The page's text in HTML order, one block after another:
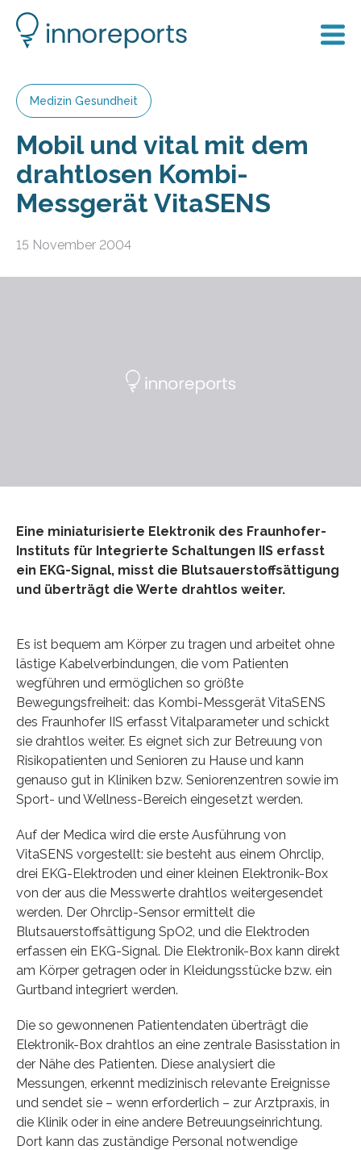
Medizin Gesundheit
Mobil und vital mit dem
drahtlosen Kombi-
Messgerät VitaSENS
15 November 2004
Eine miniaturisierte Elektronik des Fraunhofer-
Instituts für Integrierte Schaltungen IIS erfasst
ein EKG-Signal, misst die ­Blutsauerstoffsättigung
und überträgt die Werte drahtlos weiter.
Es ist bequem am Körper zu tragen und arbeitet ohne
lästige Kabelverbindungen, die vom Patienten
wegführen und ermöglichen so größte
Bewegungsfreiheit: das Kombi-Messgerät VitaSENS
des ­Fraunhofer IIS erfasst Vitalparameter und schickt
sie drahtlos weiter. Es eignet sich zur Betreuung von
Risikopatienten und Senioren zu Hause und kann
genauso gut in Kliniken bzw. Seniorenzentren sowie im
Sport- und Wellness-Bereich eingesetzt werden.
Auf der Medica wird die erste Ausführung von
VitaSENS vor­gestellt: sie besteht aus einem Ohrclip,
drei EKG-Elektroden und einer kleinen Elektronik-Box
von der aus die Messwerte drahtlos weitergesendet
werden. Der Ohrclip-Sensor ermittelt die
Blutsauerstoffsättigung SpO2, und die Elektroden
erfassen ein EKG-Signal. Die Elektronik-Box kann direkt
am Körper getragen oder in Kleidungsstücke bzw. ein
Gurtband integriert werden.
Die so gewonnenen Patientendaten überträgt die
Elektronik-Box drahtlos an eine zentrale Basisstation in
der Nähe des Patienten. Diese analysiert die
Messungen, erkennt medizinisch relevante Ereignisse
und sendet sie – wenn erforderlich – zur Arztpraxis, in
die Klinik oder in eine andere Betreuungseinrichtung.
Dort kann das zuständige Personal notwendige